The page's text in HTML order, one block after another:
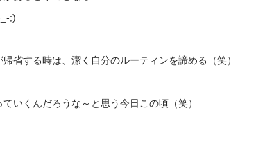
;)
省する時は、潔く自分のルーティンを諦める（笑）
いくんだろうな～と思う今日この頃（笑）